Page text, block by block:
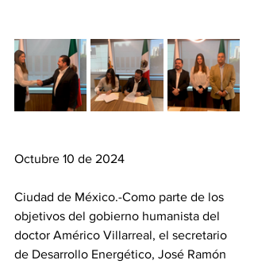
Octubre 10 de 2024
Ciudad de México.-Como parte de los
objetivos del gobierno humanista del
doctor Américo Villarreal, el secretario
de Desarrollo Energético, José Ramón